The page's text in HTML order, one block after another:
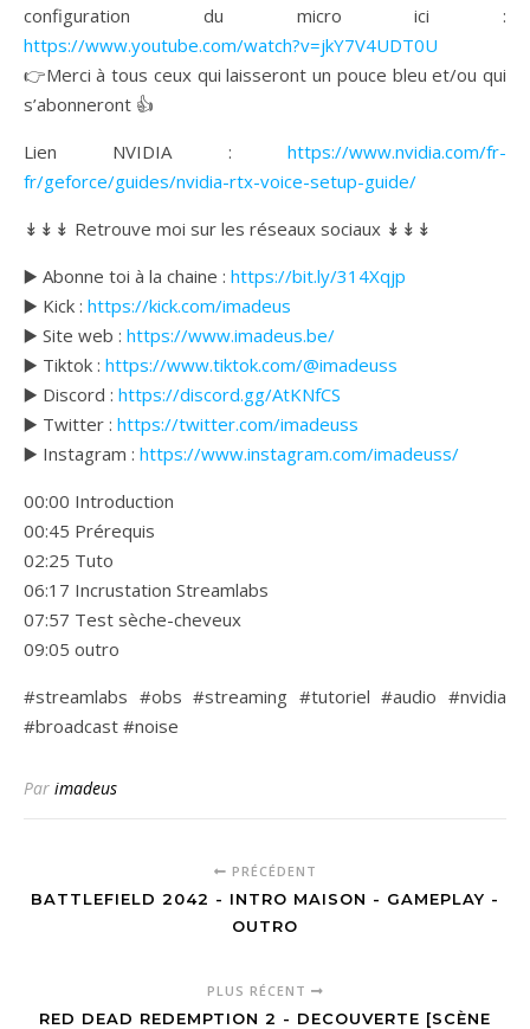
configuration du micro ici :
https://www.youtube.com/watch?v=jkY7V4UDT0U
👉Merci à tous ceux qui laisseront un pouce bleu et/ou qui
s’abonneront 👍
Lien NVIDIA : https://www.nvidia.com/fr-
fr/geforce/guides/nvidia-rtx-voice-setup-guide/
↡↡↡ Retrouve moi sur les réseaux sociaux ↡↡↡
▶️ Abonne toi à la chaine : https://bit.ly/314Xqjp
▶️ Kick : https://kick.com/imadeus
▶️ Site web : https://www.imadeus.be/
▶️ Tiktok : https://www.tiktok.com/@imadeuss
▶️ Discord : https://discord.gg/AtKNfCS
▶️ Twitter : https://twitter.com/imadeuss
▶️ Instagram : https://www.instagram.com/imadeuss/
00:00 Introduction
00:45 Prérequis
02:25 Tuto
06:17 Incrustation Streamlabs
07:57 Test sèche-cheveux
09:05 outro
#streamlabs #obs #streaming #tutoriel #audio #nvidia
#broadcast #noise
Par imadeus
PRÉCÉDENT
BATTLEFIELD 2042 - INTRO MAISON - GAMEPLAY -
OUTRO
PLUS RÉCENT
RED DEAD REDEMPTION 2 - DECOUVERTE [SCÈNE